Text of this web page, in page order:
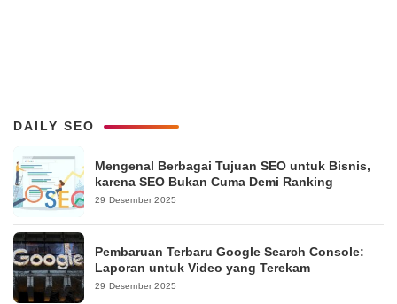
DAILY SEO
Mengenal Berbagai Tujuan SEO untuk Bisnis,
karena SEO Bukan Cuma Demi Ranking
29 Desember 2025
Pembaruan Terbaru Google Search Console:
Laporan untuk Video yang Terekam
29 Desember 2025